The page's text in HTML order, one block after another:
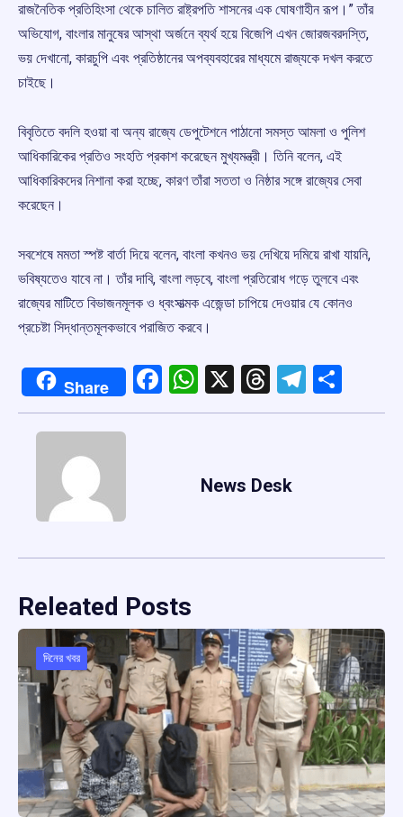
রাজনৈতিক প্রতিহিংসা থেকে চালিত রাষ্ট্রপতি শাসনের এক ঘোষণাহীন রূপ।” তাঁর
অভিযোগ, বাংলার মানুষের আস্থা অর্জনে ব্যর্থ হয়ে বিজেপি এখন জোরজবরদস্তি,
ভয় দেখানো, কারচুপি এবং প্রতিষ্ঠানের অপব্যবহারের মাধ্যমে রাজ্যকে দখল করতে
চাইছে।
বিবৃতিতে বদলি হওয়া বা অন্য রাজ্যে ডেপুটেশনে পাঠানো সমস্ত আমলা ও পুলিশ
আধিকারিকের প্রতিও সংহতি প্রকাশ করেছেন মুখ্যমন্ত্রী। তিনি বলেন, এই
আধিকারিকদের নিশানা করা হচ্ছে, কারণ তাঁরা সততা ও নিষ্ঠার সঙ্গে রাজ্যের সেবা
করেছেন।
সবশেষে মমতা স্পষ্ট বার্তা দিয়ে বলেন, বাংলা কখনও ভয় দেখিয়ে দমিয়ে রাখা যায়নি,
ভবিষ্যতেও যাবে না। তাঁর দাবি, বাংলা লড়বে, বাংলা প্রতিরোধ গড়ে তুলবে এবং
রাজ্যের মাটিতে বিভাজনমূলক ও ধ্বংসাত্মক এজেন্ডা চাপিয়ে দেওয়ার যে কোনও
প্রচেষ্টা সিদ্ধান্তমূলকভাবে পরাজিত করবে।
Share Facebook
WhatsApp
X Threads
News Desk
Releated Posts
দিনের খবর